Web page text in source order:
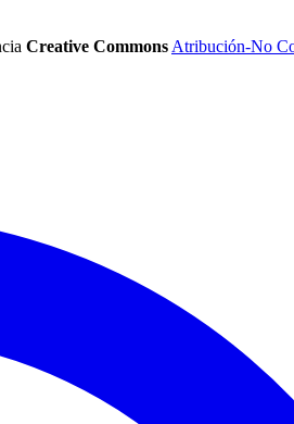
Creative Commons Atribución-No